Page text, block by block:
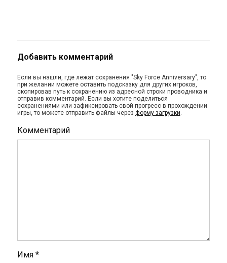
Добавить комментарий
Если вы нашли, где лежат сохранения "Sky Force Anniversary", то
при желании можете оставить подсказку для других игроков,
скопировав путь к сохранению из адресной строки проводника и
отправив комментарий. Если вы хотите поделиться
сохранениями или зафиксировать свой прогресс в прохождении
игры, то можете отправить файлы через форму загрузки.
Комментарий
Имя *